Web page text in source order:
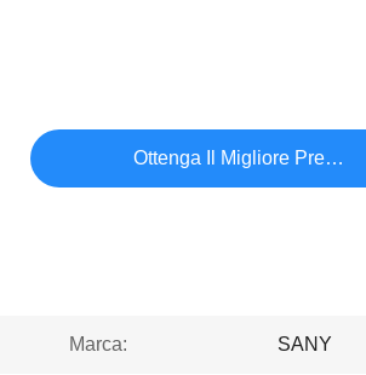
Ottenga Il Migliore Prezzo
Marca: SANY